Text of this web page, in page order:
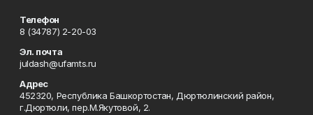
Телефон
8 (34787) 2-20-03
Эл. почта
juldash@ufamts.ru
Адрес
452320, Республика Башкортостан, Дюртюлинский район,
г.Дюртюли, пер.М.Якутовой, 2.